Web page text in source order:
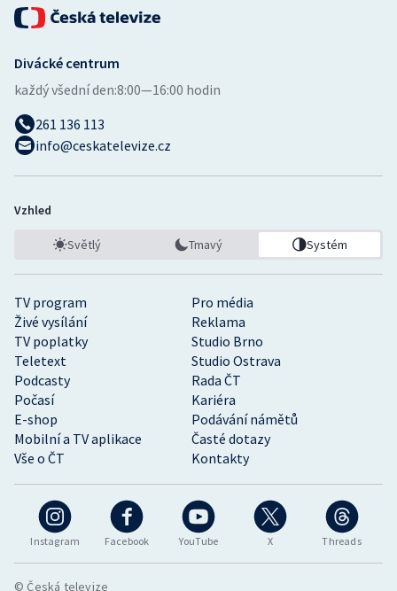
Ostatní
Instagram Facebook YouTube X Threads
TV program
Pro média
Živé vysílání
Reklama
TV poplatky
Studio Brno
Teletext
Studio Ostrava
Podcasty
Rada ČT
Počasí
Kariéra
E-shop
Podávání námětů
Mobilní a TV aplikace
Časté dotazy
Vše o ČT
Kontakty
Divácké centrum
každý všední den:8:00—16:00 hodin
261 136 113
info@ceskatelevize.cz
Vzhled
Světlý Tmavý Systém
© Česká televize